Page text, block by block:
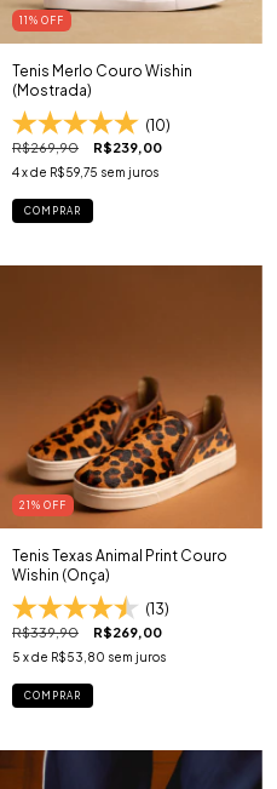
11 % OFF
Tenis Merlo Couro Wishin
(Mostrada)
(10)
R$269,90 R$239,00
4x de R$59,75 sem juros
COMPRAR
21 % OFF
Tenis Texas Animal Print Couro
Wishin (Onça)
(13)
R$339,90 R$269,00
5 x de R$53,80 sem juros
COMPRAR